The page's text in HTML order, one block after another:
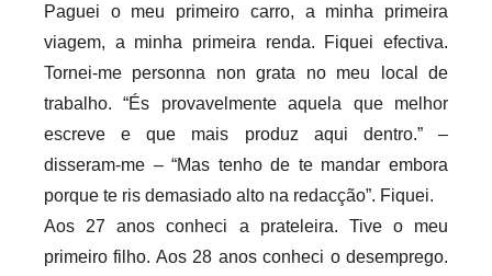
Paguei o meu primeiro carro, a minha primeira
viagem, a minha primeira renda. Fiquei efectiva.
Tornei-me personna non grata no meu local de
trabalho. “És provavelmente aquela que melhor
escreve e que mais produz aqui dentro.” –
disseram-me – “Mas tenho de te mandar embora
porque te ris demasiado alto na redacção”. Fiquei.
Aos 27 anos conheci a prateleira. Tive o meu
primeiro filho. Aos 28 anos conheci o desemprego.